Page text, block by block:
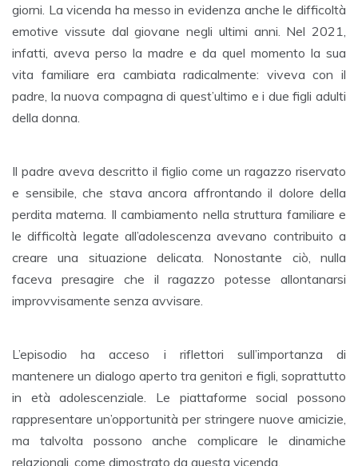
giorni. La vicenda ha messo in evidenza anche le difficoltà
emotive vissute dal giovane negli ultimi anni. Nel 2021,
infatti, aveva perso la madre e da quel momento la sua
vita familiare era cambiata radicalmente: viveva con il
padre, la nuova compagna di quest’ultimo e i due figli adulti
della donna.
Il padre aveva descritto il figlio come un ragazzo riservato
e sensibile, che stava ancora affrontando il dolore della
perdita materna. Il cambiamento nella struttura familiare e
le difficoltà legate all’adolescenza avevano contribuito a
creare una situazione delicata. Nonostante ciò, nulla
faceva presagire che il ragazzo potesse allontanarsi
improvvisamente senza avvisare.
L’episodio ha acceso i riflettori sull’importanza di
mantenere un dialogo aperto tra genitori e figli, soprattutto
in età adolescenziale. Le piattaforme social possono
rappresentare un’opportunità per stringere nuove amicizie,
ma talvolta possono anche complicare le dinamiche
relazionali, come dimostrato da questa vicenda.